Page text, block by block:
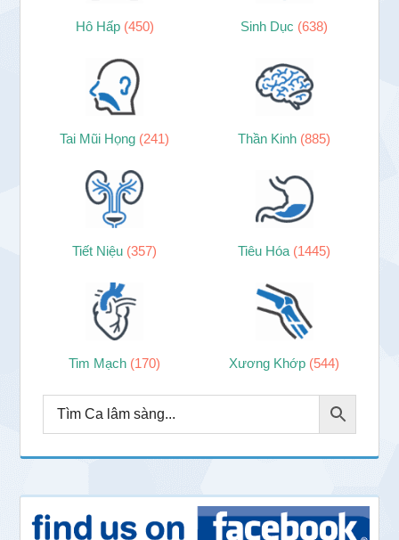
Hô Hấp (450) Sinh Dục (638)
Tai Mũi Họng (241) Thần Kinh (885)
Tiết Niệu (357) Tiêu Hóa (1445)
Tim Mạch (170) Xương Khớp (544)